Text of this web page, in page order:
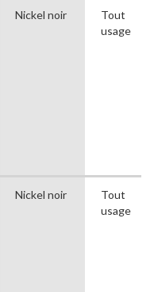
Nickel noir
Tout
usage
Nickel noir
Tout
usage